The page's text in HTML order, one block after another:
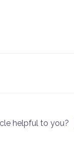
helpful to you?